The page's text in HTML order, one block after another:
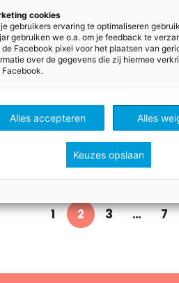
Stevige Stem
gehoord
De
Te laat
verzuim
zorgen
1 2 3 … 7
cookies
je gebruikers ervaring te optimaliseren
gebruiken we o.a. om je feedback te
de Facebook pixel voor het plaatsen van
over de gegevens die zij hiermee
Facebook.
Alles accepteren Alles
Keuzes opslaan